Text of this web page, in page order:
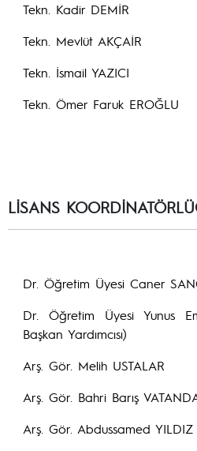
Tekn. Kadir DEMİR
Tekn. Mevlüt AKÇAİR
Tekn. İsmail YAZICI
Tekn. Ömer Faruk EROĞLU
LİSANS
Dr. Öğretim Üyesi Caner
Dr. Öğretim Üyesi Yunus
Başkan Yardımcısı)
Arş. Gör. Melih USTALAR
Arş. Gör. Bahri Barış
Arş. Gör. Abdussamed YILDIZ